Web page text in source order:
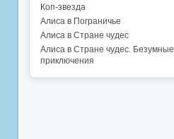
Коп-звезда
Алиса в Пограничье
Алиса в Стране чудес
Алиса в Стране чудес. Безумные
приключения